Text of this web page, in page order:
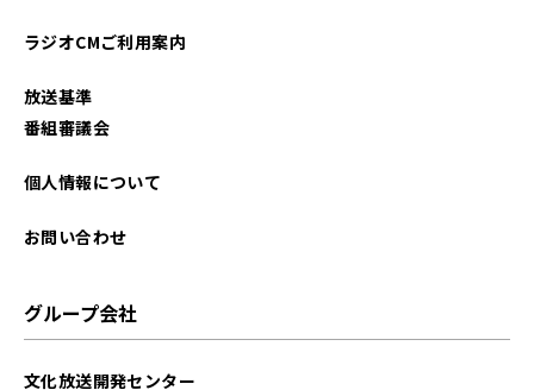
ラジオCMご利用案内
放送基準
番組審議会
個人情報について
お問い合わせ
グループ会社
文化放送開発センター